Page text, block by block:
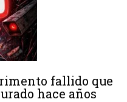
fallido que
hace años